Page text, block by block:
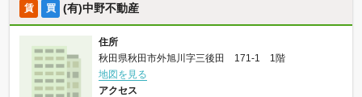
賃 買 (有)中野不動産
住所
秋田県秋田市外旭川字三後田 171-1 1階
地図を見る
アクセス